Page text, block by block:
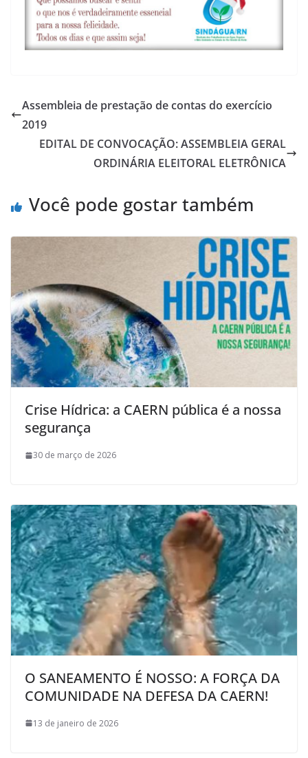
Assembleia de prestação de contas do exercício
2019
EDITAL DE CONVOCAÇÃO: ASSEMBLEIA GERAL
ORDINÁRIA ELEITORAL ELETRÔNICA
Você pode gostar também
Crise Hídrica: a CAERN pública é a nossa
segurança
30 de março de 2026
O SANEAMENTO É NOSSO: A FORÇA DA
COMUNIDADE NA DEFESA DA CAERN!
13 de janeiro de 2026